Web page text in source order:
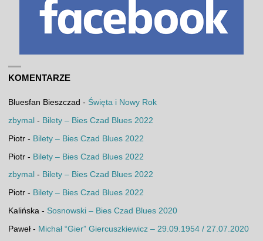
KOMENTARZE
Bluesfan Bieszczad - Święta i Nowy Rok
zbymal - Bilety – Bies Czad Blues 2022
Piotr- Bilety – Bies Czad Blues 2022
Piotr- Bilety – Bies Czad Blues 2022
zbymal - Bilety – Bies Czad Blues 2022
Piotr- Bilety – Bies Czad Blues 2022
Kalińska - Sosnowski – Bies Czad Blues 2020
Paweł- Michał “Gier” Giercuszkiewicz – 29.09.1954 / 27.07.2020